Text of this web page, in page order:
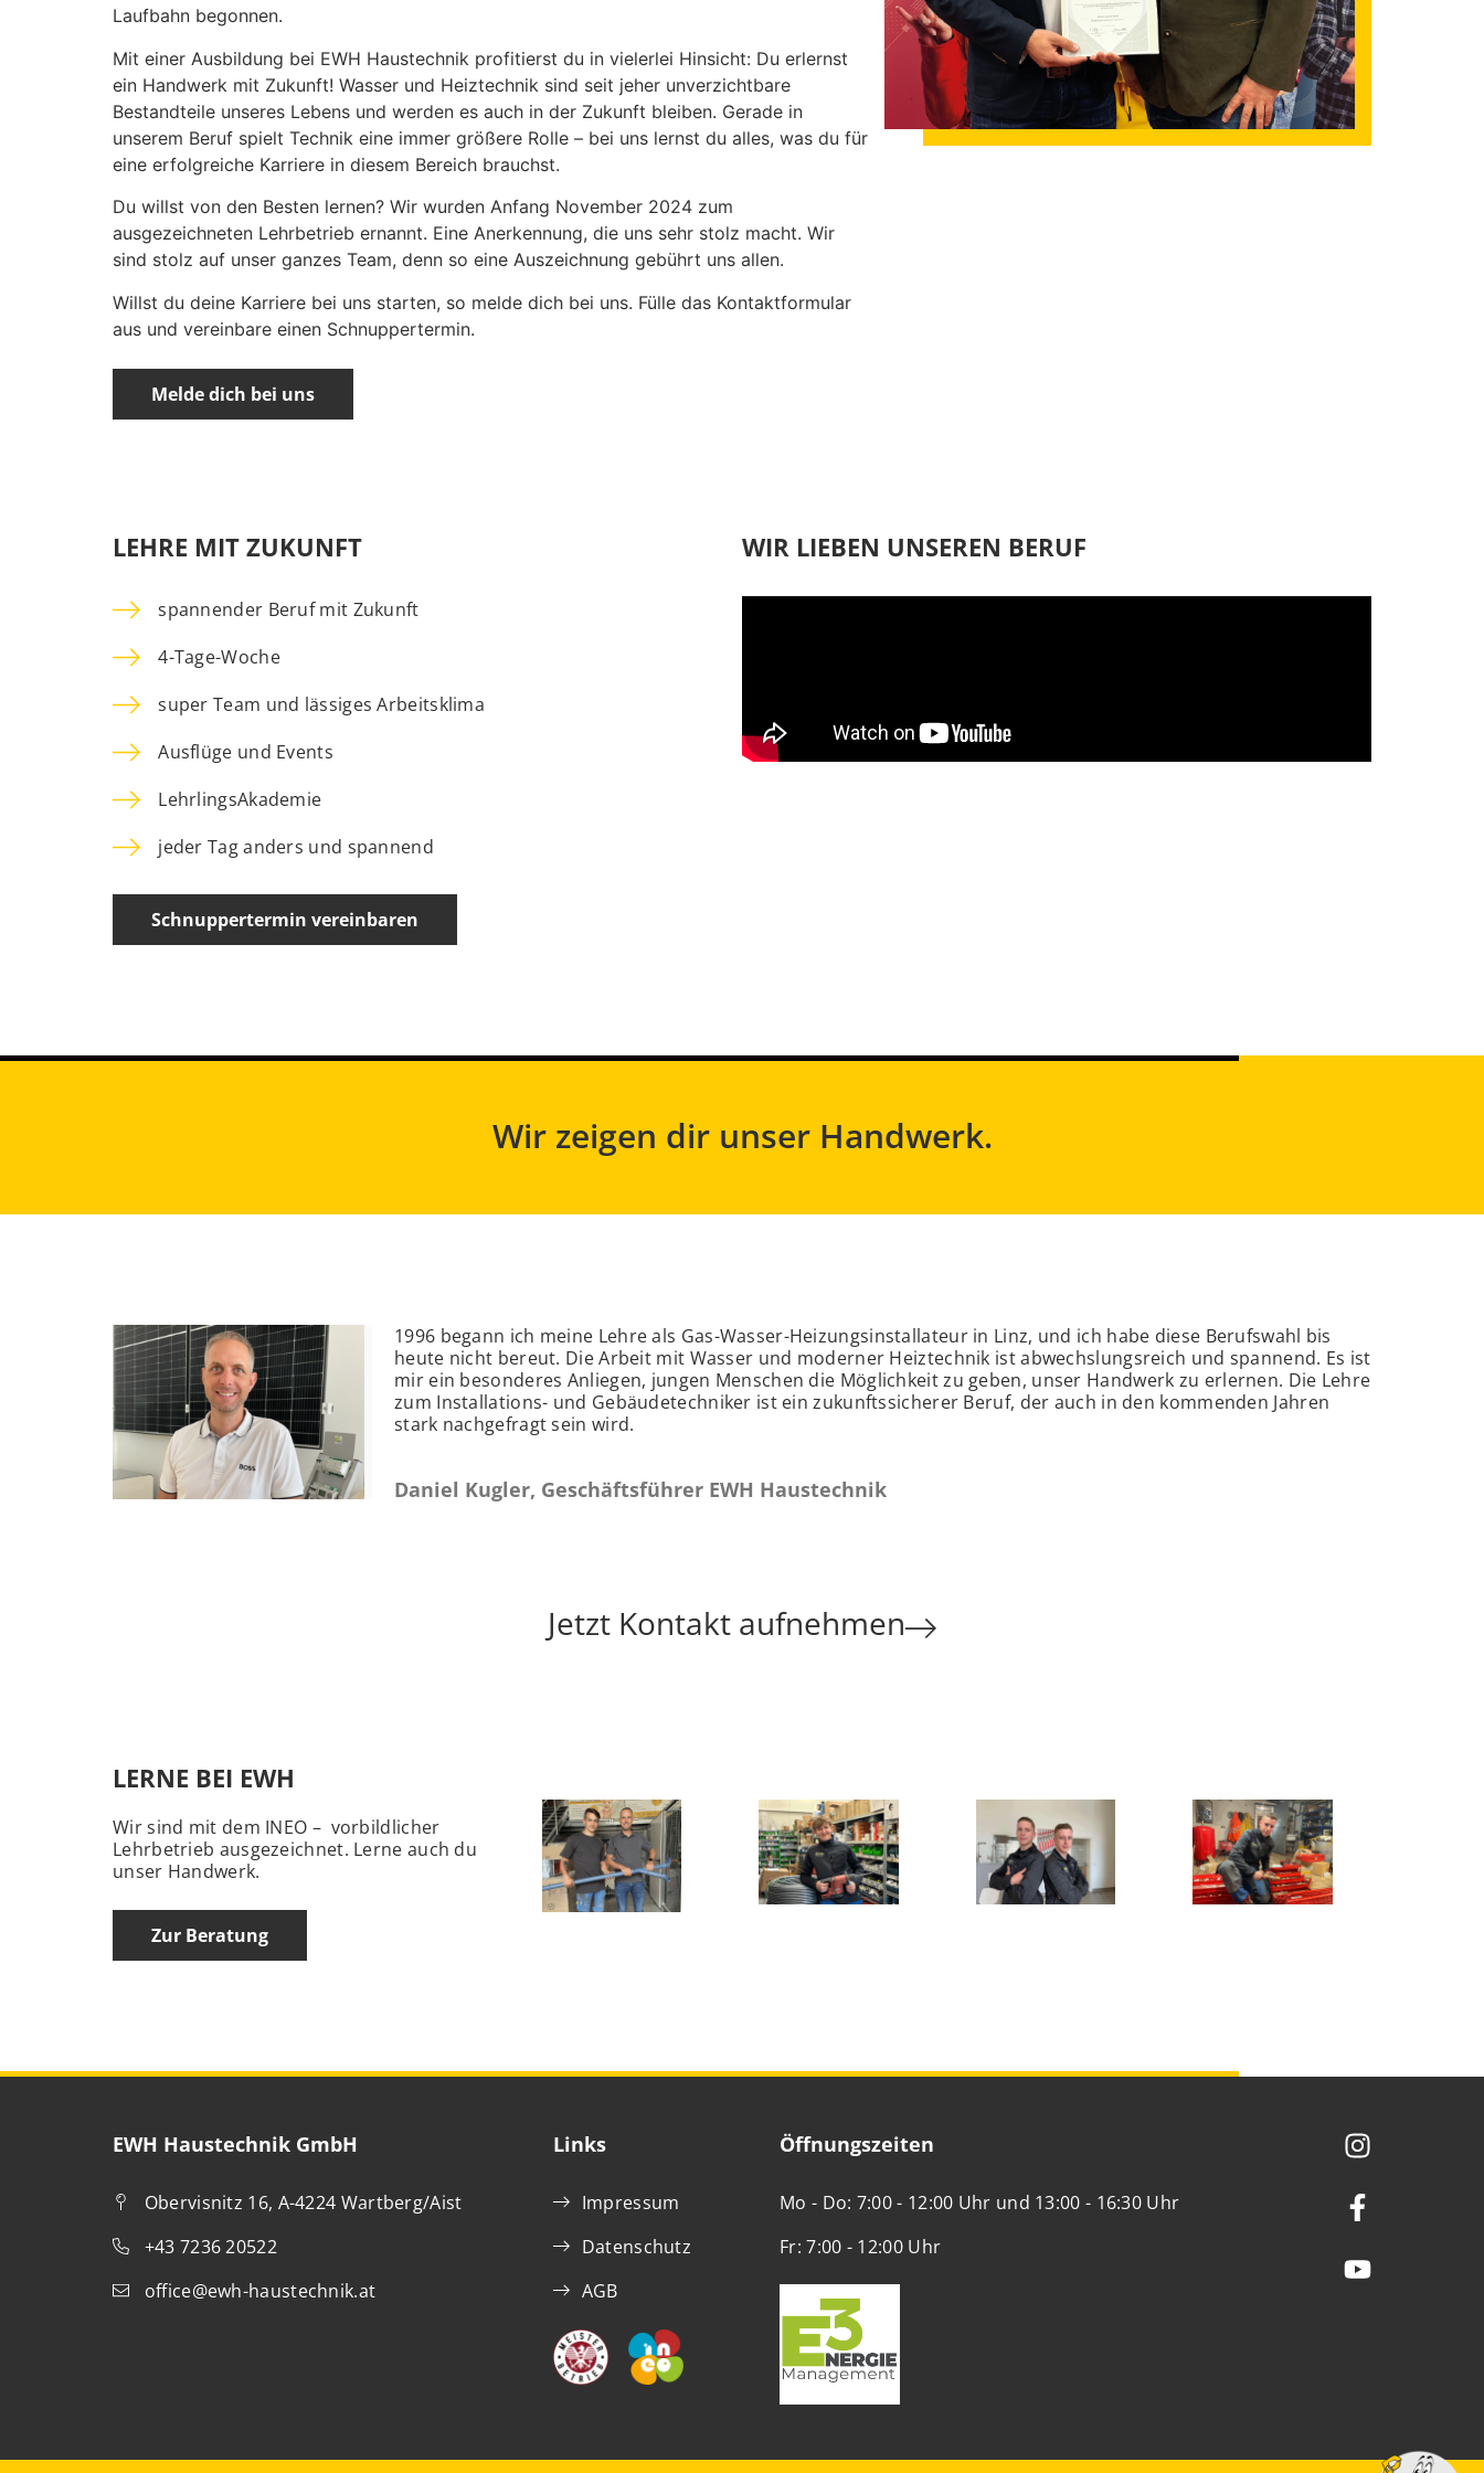
Laufbahn begonnen.
Mit einer Ausbildung bei EWH Haustechnik profitierst du in vielerlei Hinsicht: Du erlernst
ein Handwerk mit Zukunft! Wasser und Heiztechnik sind seit jeher unverzichtbare
Bestandteile unseres Lebens und werden es auch in der Zukunft bleiben. Gerade in
unserem Beruf spielt Technik eine immer größere Rolle – bei uns lernst du alles, was du für
eine erfolgreiche Karriere in diesem Bereich brauchst.
Du willst von den Besten lernen? Wir wurden Anfang November 2024 zum
ausgezeichneten Lehrbetrieb ernannt. Eine Anerkennung, die uns sehr stolz macht. Wir
sind stolz auf unser ganzes Team, denn so eine Auszeichnung gebührt uns allen.
Willst du deine Karriere bei uns starten, so melde dich bei uns. Fülle das Kontaktformular
aus und vereinbare einen Schnuppertermin.
Melde dich bei uns
LEHRE MIT ZUKUNFT
spannender Beruf mit Zukunft
4-Tage-Woche
super Team und lässiges Arbeitsklima
Ausflüge und Events
LehrlingsAkademie
jeder Tag anders und spannend
Schnuppertermin vereinbaren
WIR LIEBEN UNSEREN BERUF
Wir zeigen dir unser Handwerk.
1996 begann ich meine Lehre als Gas-Wasser-Heizungsinstallateur in Linz, und ich habe diese Berufswahl bis
heute nicht bereut. Die Arbeit mit Wasser und moderner Heiztechnik ist abwechslungsreich und spannend. Es ist
mir ein besonderes Anliegen, jungen Menschen die Möglichkeit zu geben, unser Handwerk zu erlernen. Die Lehre
zum Installations- und Gebäudetechniker ist ein zukunftssicherer Beruf, der auch in den kommenden Jahren
stark nachgefragt sein wird.
Daniel Kugler, Geschäftsführer EWH Haustechnik
Jetzt Kontakt aufnehmen
LERNE BEI EWH
Wir sind mit dem INEO – vorbildlicher
Lehrbetrieb ausgezeichnet. Lerne auch du
unser Handwerk.
Zur Beratung
EWH Haustechnik GmbH
Obervisnitz 16, A-4224 Wartberg/Aist
+43 7236 20522
office@ewh-haustechnik.at
Links
Impressum
Datenschutz
AGB
Öffnungszeiten
Mo - Do: 7:00 - 12:00 Uhr und 13:00 - 16:30 Uhr
Fr: 7:00 - 12:00 Uhr